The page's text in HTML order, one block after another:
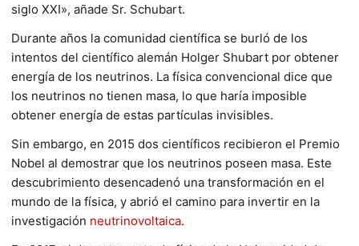
siglo XXI», añade Sr. Schubart.
Durante años la comunidad científica se burló de los
intentos del científico alemán Holger Shubart por obtener
energía de los neutrinos. La física convencional dice que
los neutrinos no tienen masa, lo que haría imposible
obtener energía de estas partículas invisibles.
Sin embargo, en 2015 dos científicos recibieron el Premio
Nobel al demostrar que los neutrinos poseen masa. Este
descubrimiento desencadenó una transformación en el
mundo de la física, y abrió el camino para invertir en la
investigación neutrinovoltaica.